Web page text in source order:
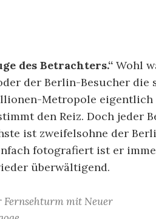
des Betrachters.“ Wohl
der Berlin-Besucher die
Metropole eigentlich
den Reiz. Doch jeder
ist zweifelsohne der
fotografiert ist er
überwältigend.